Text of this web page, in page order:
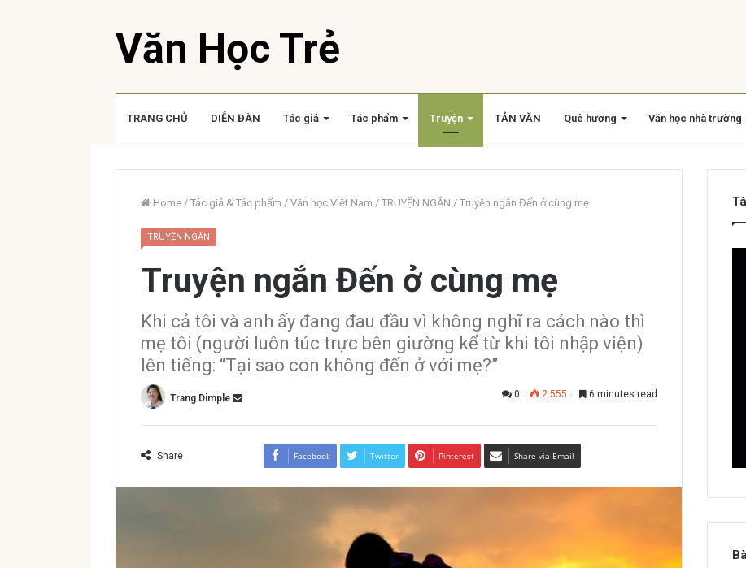
Văn Học Trẻ
TRANG CHỦ DIỄN ĐÀN Tác giả Tác phẩm Truyện TẢN VĂN Quê hương Văn học nhà trường
Home / Tác giả & Tác phẩm / Văn học Việt Nam / TRUYỆN NGẮN / Truyện ngắn Đến ở cùng mẹ
TRUYỆN NGẮN
Truyện ngắn Đến ở cùng mẹ
Khi cả tôi và anh ấy đang đau đầu vì không nghĩ ra cách nào thì
mẹ tôi (người luôn túc trực bên giường kể từ khi tôi nhập viện)
lên tiếng: “Tại sao con không đến ở với mẹ?”
Trang Dimple 0 2.555 6 minutes read
Share Facebook Twitter Pinterest Share via Email